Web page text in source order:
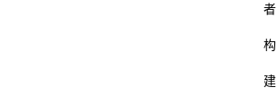
者
构
建